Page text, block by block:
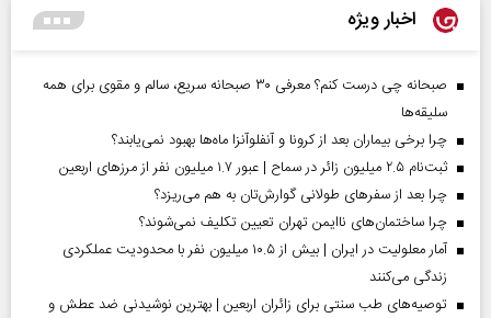
اخبار ویژه
صبحانه چی درست کنم؟ معرفی ۳۰ صبحانه سریع، سالم و مقوی برای همه
سلیقه‌ها
چرا برخی بیماران بعد از کرونا و آنفلوآنزا ماه‌ها بهبود نمی‌یابند؟
ثبت‌نام ۲.۵ میلیون زائر در سماح | عبور ۱.۷ میلیون نفر از مرز‌های اربعین
چرا بعد از سفرهای طولانی گوارش‌تان به هم می‌ریزد؟
چرا ساختمان‌های ناایمن تهران تعیین تکلیف نمی‌شوند؟
آمار معلولیت در ایران | بیش از ۱۰.۵ میلیون نفر با محدودیت عملکردی
زندگی می‌کنند
توصیه‌های طب سنتی برای زائران اربعین | بهترین نوشیدنی ضد عطش و